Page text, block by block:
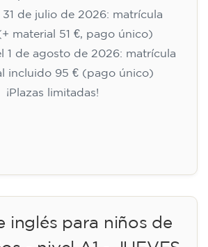
de julio de 2026: matrícula
material 51 €, pago único)
1 de agosto de 2026: matrícula
incluido 95 € (pago único)
¡Plazas limitadas!
inglés para niños de